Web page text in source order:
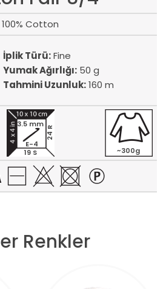
100% Cotton
İplik Türü:Fine
Yumak Ağırlığı:50 g
Tahmini Uzunluk:160 m
19 S
24 R
3.5 mm
E-4
~300g
Renkler